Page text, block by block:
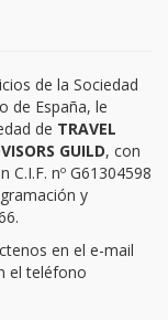
de la Sociedad
de España, le
de TRAVEL
GUILD, con
C.I.F. nº G61304598
y
en el e-mail
el teléfono